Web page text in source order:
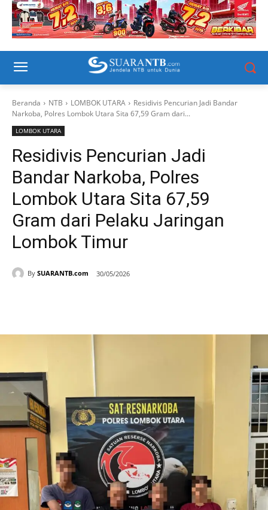
Beranda NTB LOMBOK UTARA
Residivis Pencurian Jadi Bandar
Narkoba, Polres Lombok Utara Sita 67,59 Gram dari...
LOMBOK UTARA
Residivis Pencurian Jadi
Bandar Narkoba, Polres
Lombok Utara Sita 67,59
Gram dari Pelaku Jaringan
Lombok Timur
By SUARANTB.com 30/05/2026